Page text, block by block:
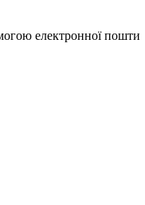
електронної пошти